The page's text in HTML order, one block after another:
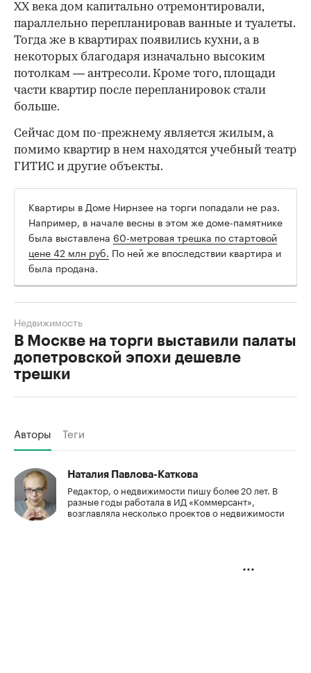
ХХ века дом капитально отремонтировали,
параллельно перепланировав ванные и туалеты.
Тогда же в квартирах появились кухни, а в
некоторых благодаря изначально высоким
потолкам — антресоли. Кроме того, площади
части квартир после перепланировок стали
больше.
Сейчас дом по-прежнему является жилым, а
помимо квартир в нем находятся учебный театр
ГИТИС и другие объекты.
Квартиры в Доме Нирнзее на торги попадали не раз.
Например, в начале весны в этом же доме-памятнике
была выставлена 60-метровая трешка по стартовой
цене 42 млн руб. По ней же впоследствии квартира и
была продана.
В Москве на торги выставили палаты
допетровской эпохи дешевле
трешки
Недвижимость
Авторы Теги
Наталия Павлова-Каткова
Редактор, о недвижимости пишу более 20 лет. В
разные годы работала в ИД «Коммерсант»,
возглавляла несколько проектов о недвижимости